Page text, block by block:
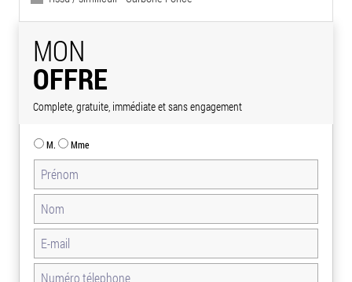
MON
OFFRE
Complete, gratuite, immédiate et sans engagement
M. Mme